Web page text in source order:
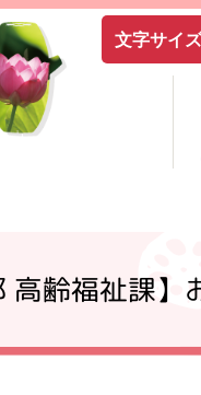
文字サイ
高齢福祉課】